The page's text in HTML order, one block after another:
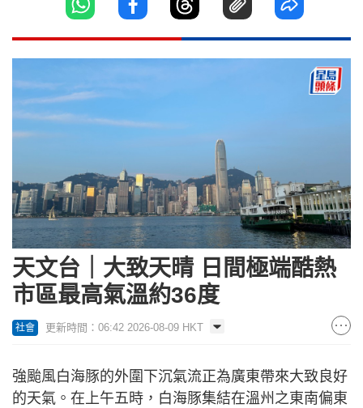
天文台｜大致天晴 日間極端酷熱
市區最高氣溫約36度
社會 更新時間：06:42 2026-08-09 HKT
強颱風白海豚的外圍下沉氣流正為廣東帶來大致良好
的天氣。在上午五時，白海豚集結在溫州之東南偏東